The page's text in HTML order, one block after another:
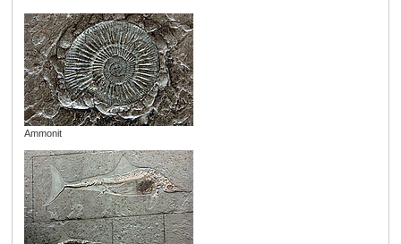
Ammonit